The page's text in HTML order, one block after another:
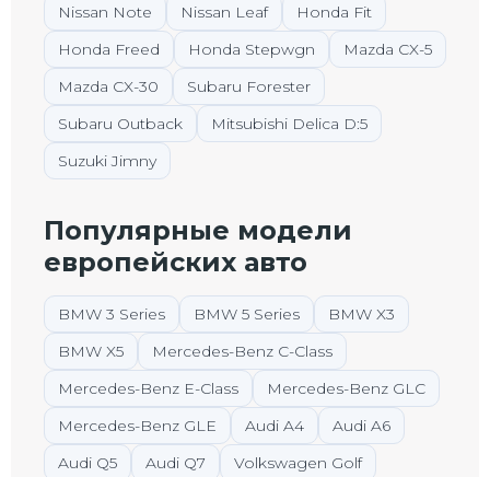
Nissan Note
Nissan Leaf
Honda Fit
Honda Freed
Honda Stepwgn
Mazda CX-5
Mazda CX-30
Subaru Forester
Subaru Outback
Mitsubishi Delica D:5
Suzuki Jimny
Популярные модели
европейских авто
BMW 3 Series BMW 5 Series
BMW X3
BMW X5
Mercedes-Benz C-Class
Mercedes-Benz E-Class
Mercedes-Benz GLC
Mercedes-Benz GLE
Audi A4
Audi A6
Audi Q5
Audi Q7
Volkswagen Golf